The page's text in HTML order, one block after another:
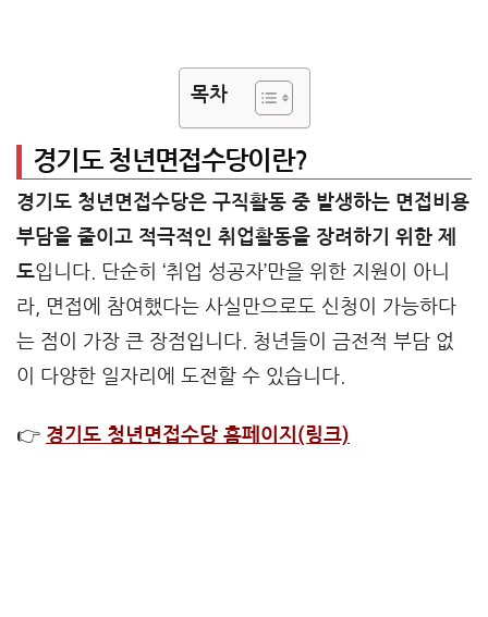
목차
경기도 청년면접수당이란?
경기도 청년면접수당은 구직활동 중 발생하는 면접비용
부담을 줄이고 적극적인 취업활동을 장려하기 위한 제
도입니다. 단순히 ‘취업 성공자’만을 위한 지원이 아니
라, 면접에 참여했다는 사실만으로도 신청이 가능하다
는 점이 가장 큰 장점입니다. 청년들이 금전적 부담 없
이 다양한 일자리에 도전할 수 있습니다.
👉 경기도 청년면접수당 홈페이지(링크)